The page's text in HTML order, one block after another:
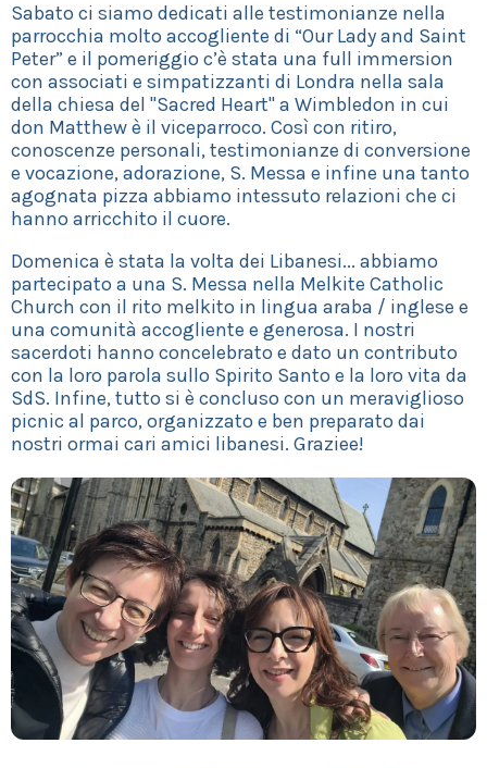
Sabato ci siamo dedicati alle testimonianze nella
parrocchia molto accogliente di “Our Lady and Saint
Peter” e il pomeriggio c’è stata una full immersion
con associati e simpatizzanti di Londra nella sala
della chiesa del "Sacred Heart" a Wimbledon in cui
don Matthew è il viceparroco. Così con ritiro,
conoscenze personali, testimonianze di conversione
e vocazione, adorazione, S. Messa e infine una tanto
agognata pizza abbiamo intessuto relazioni che ci
hanno arricchito il cuore.
Domenica è stata la volta dei Libanesi... abbiamo
partecipato a una S. Messa nella Melkite Catholic
Church con il rito melkito in lingua araba / inglese e
una comunità accogliente e generosa. I nostri
sacerdoti hanno concelebrato e dato un contributo
con la loro parola sullo Spirito Santo e la loro vita da
SdS. Infine, tutto si è concluso con un meraviglioso
picnic al parco, organizzato e ben preparato dai
nostri ormai cari amici libanesi. Graziee!